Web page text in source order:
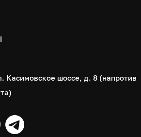
Касимовское шоссе, д. 8 (напротив